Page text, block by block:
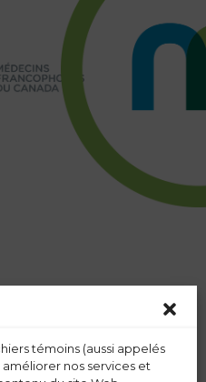
témoins (aussi appelés
nos services et